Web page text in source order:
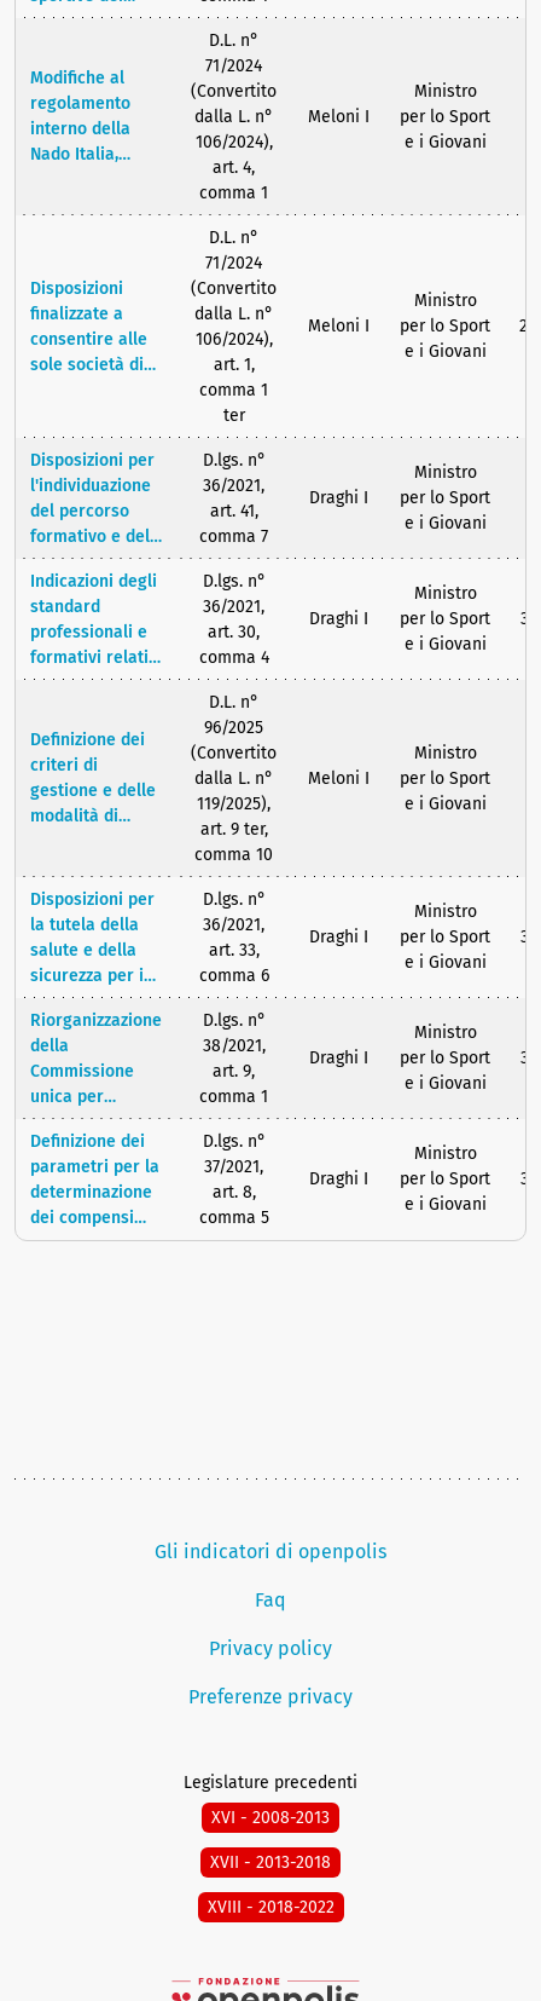
lavoratori
Modifiche al
regolamento
interno della
Nado Italia,
degli organi di
amministrazione
e del Presidente
D.L. n°
71/2024
(Convertito
dalla L. n°
106/2024),
art. 4,
comma 1
Meloni I
Ministro
per lo Sport
e i Giovani
Disposizioni
finalizzate a
consentire alle
sole società di
adempimenti
fiscali, l'accesso
alle camere di
compensazione
sulla base delle
organizzati i
rapporti
economici tra le
società stesse.
D.L. n°
71/2024
(Convertito
dalla L. n°
106/2024),
art. 1,
comma 1
ter
Meloni I
Ministro
per lo Sport
e i Giovani
Disposizioni per
l'individuazione
del percorso
formativo e del
profilo
professionale
del chinesiologo
di base, sportivo
e del manager
D.lgs. n°
36/2021,
art. 41,
comma 7
Draghi I
Ministro
per lo Sport
e i Giovani
Indicazioni degli
standard
professionali e
formativi relativi
ai percorsi di
formazione
finalizzati
all'acquisizione
dei titoli e delle
D.lgs. n°
36/2021,
art. 30,
comma 4
Draghi I
Ministro
per lo Sport
e i Giovani
Definizione dei
criteri di
gestione e delle
modalità di
italiano per lo
sport, finalità e
condizioni di
accesso, criteri
per la
ripartizione
della dotazione.
D.L. n°
96/2025
(Convertito
dalla L. n°
119/2025),
art. 9 ter,
comma 10
Meloni I
Ministro
per lo Sport
e i Giovani
Disposizioni per
la tutela della
salute e della
sicurezza per i
minori che
svolgono attività
sportiva
D.lgs. n°
36/2021,
art. 33,
comma 6
Draghi I
Ministro
per lo Sport
e i Giovani
Riorganizzazione
della
Commissione
unica per
l'impiantistica
sportiva
D.lgs. n°
38/2021,
art. 9,
comma 1
Draghi I
Ministro
per lo Sport
e i Giovani
Definizione dei
parametri per la
determinazione
dei compensi
degli agenti
D.lgs. n°
37/2021,
art. 8,
comma 5
Draghi I
Ministro
per lo Sport
e i Giovani
Gli indicatori di openpolis
Faq
Privacy policy
Preferenze privacy
Legislature precedenti
XVI - 2008-2013
XVII - 2013-2018
XVIII - 2018-2022